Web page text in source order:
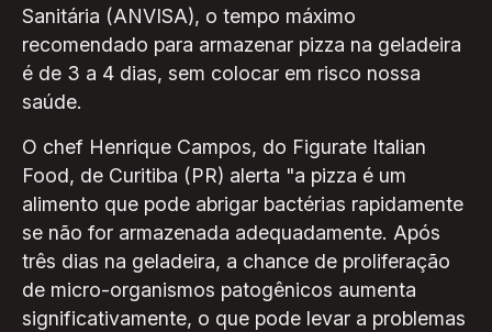
Sanitária (ANVISA), o tempo máximo
recomendado para armazenar pizza na geladeira
é de 3 a 4 dias, sem colocar em risco nossa
saúde.
O chef Henrique Campos, do Figurate Italian
Food, de Curitiba (PR) alerta "a pizza é um
alimento que pode abrigar bactérias rapidamente
se não for armazenada adequadamente. Após
três dias na geladeira, a chance de proliferação
de micro-organismos patogênicos aumenta
significativamente, o que pode levar a problemas